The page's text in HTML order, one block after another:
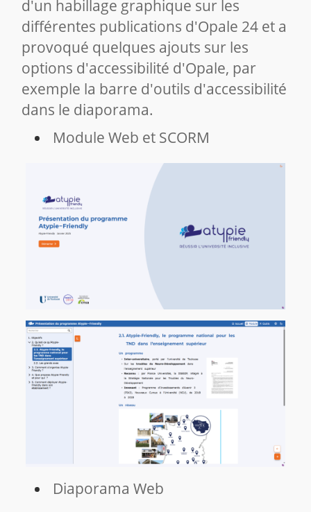
d'un habillage graphique sur les
différentes publications d'Opale 24 et a
provoqué quelques ajouts sur les
options d'accessibilité d'Opale, par
exemple la barre d'outils d'accessibilité
dans le diaporama.
Module Web et SCORM
Diaporama Web